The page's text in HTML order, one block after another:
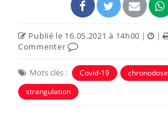
Publié le 16.05.2021 à 14h00 | |
Commenter
Mots clés : Covid-19 chronodose
strangulation